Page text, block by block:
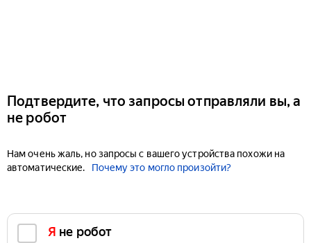
Подтвердите, что запросы отправляли вы, а
не робот
Нам очень жаль, но запросы с вашего устройства похожи на
автоматические.
Почему это могло произойти?
Я не робот